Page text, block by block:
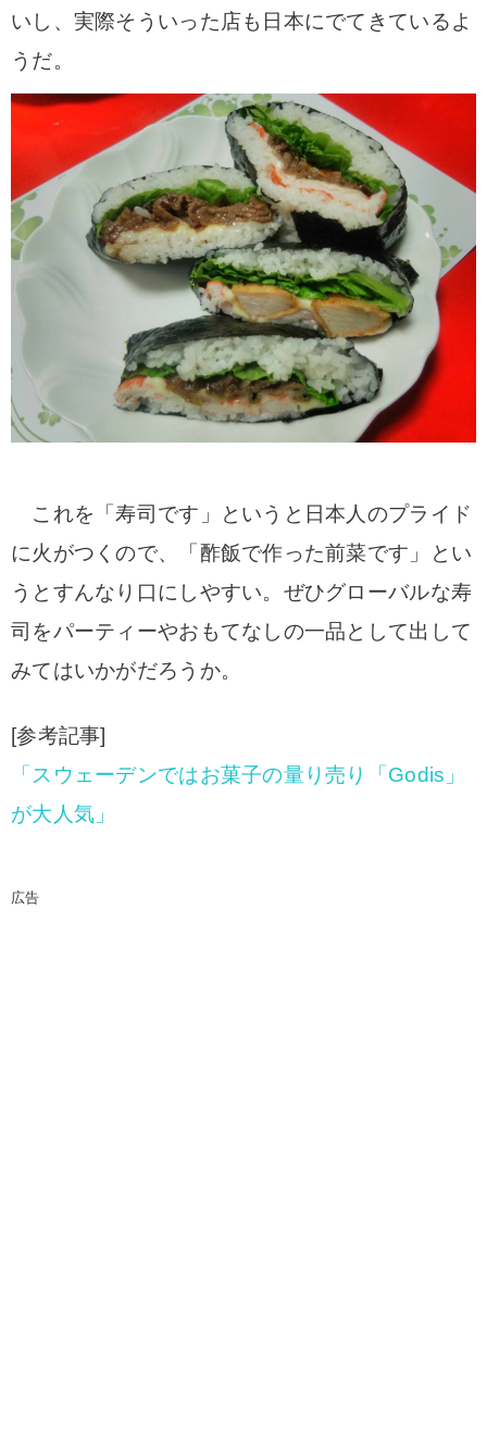
いし、実際そういった店も日本にでてきているよ
うだ。
これを「寿司です」というと日本人のプライド
に火がつくので、「酢飯で作った前菜です」とい
うとすんなり口にしやすい。ぜひグローバルな寿
司をパーティーやおもてなしの一品として出して
みてはいかがだろうか。
[参考記事]
「スウェーデンではお菓子の量り売り「Godis」
が大人気」
広告